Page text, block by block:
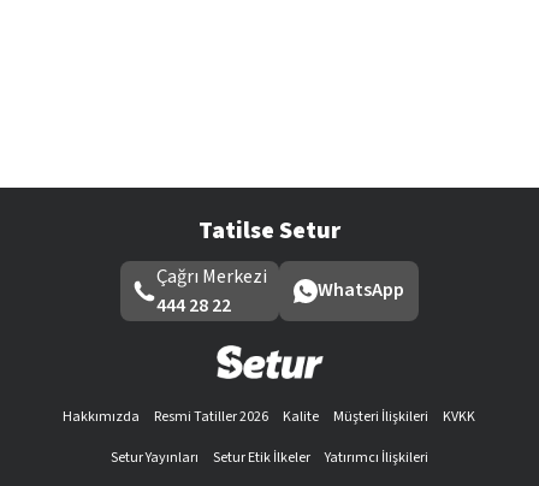
Tatilse Setur
Çağrı Merkezi
444 28 22
WhatsApp
Hakkımızda Resmi Tatiller 2026 Kalite Müşteri İlişkileri
KVKK
Setur Yayınları
Setur Etik İlkeler
Yatırımcı İlişkileri